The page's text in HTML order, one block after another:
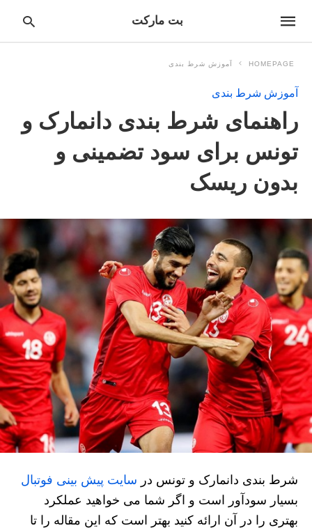
بت مارکت
HOMEPAGE آموزش شرط بندی
آموزش شرط بندی
راهنمای شرط بندی دانمارک و
تونس برای سود تضمینی و
بدون ریسک
شرط بندی دانمارک و تونس در سایت پیش بینی فوتبال
بسیار سودآور است و اگر شما می‌ خواهید عملکرد
بهتری را در آن ارائه کنید بهتر است که این مقاله را تا